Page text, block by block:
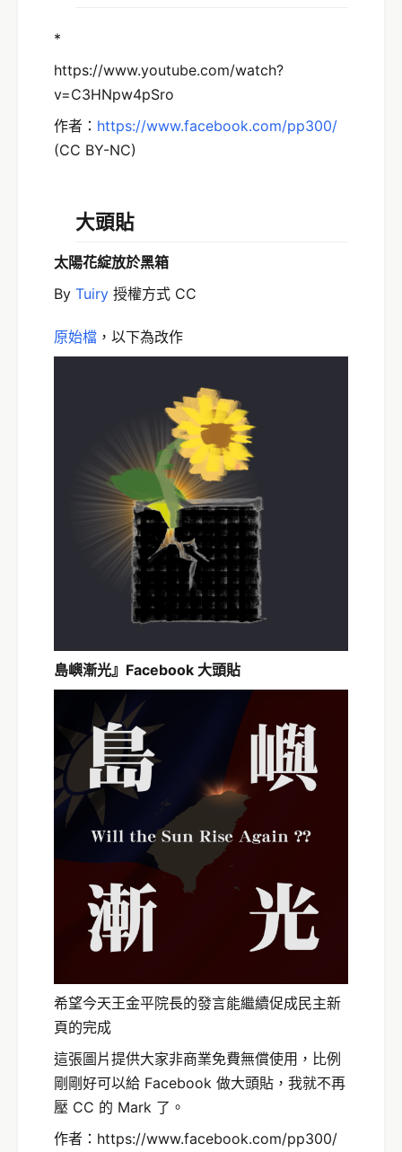
*
https://www.youtube.com/watch?
v=C3HNpw4pSro
作者： https://www.facebook.com/pp300/
(CC BY-NC)
大頭貼
太陽花綻放於黑箱
By Tuiry 授權方式 CC
原始檔 ，以下為改作
島嶼漸光』Facebook 大頭貼
希望今天王金平院長的發言能繼續促成民主新
頁的完成
這張圖片提供大家非商業免費無償使用，比例
剛剛好可以給 Facebook 做大頭貼，我就不再
壓 CC 的 Mark 了。
作者：https://www.facebook.com/pp300/